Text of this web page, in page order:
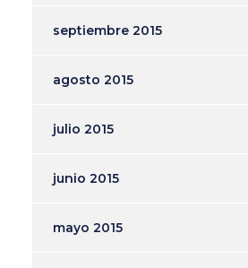
septiembre 2015
agosto 2015
julio 2015
junio 2015
mayo 2015